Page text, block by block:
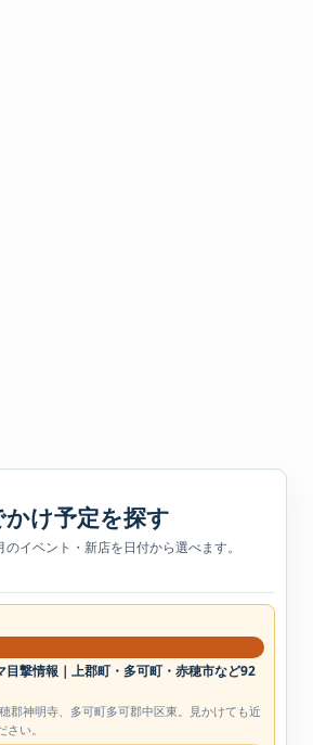
け予定を探す
イベント・新店を日付から選べます。
目撃情報｜上郡町・多可町・赤穂市など92
郡神明寺、多可町多可郡中区東。見かけても近
い。